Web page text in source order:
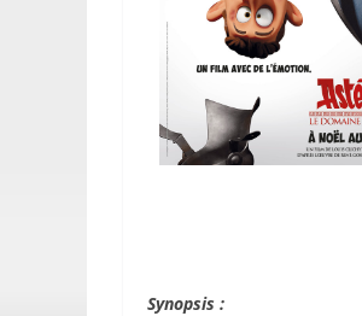
Synopsis :